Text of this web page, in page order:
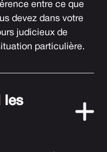
entre ce que
devez dans votre
judicieux de
particulière.
les